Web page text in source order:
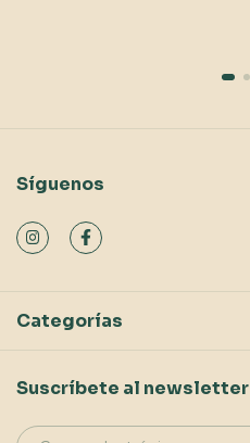
Síguenos
Categorías
Suscríbete al newsletter